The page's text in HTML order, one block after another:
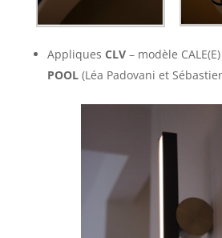
Appliques CLV– modèle
POOL(Léa Padovani et